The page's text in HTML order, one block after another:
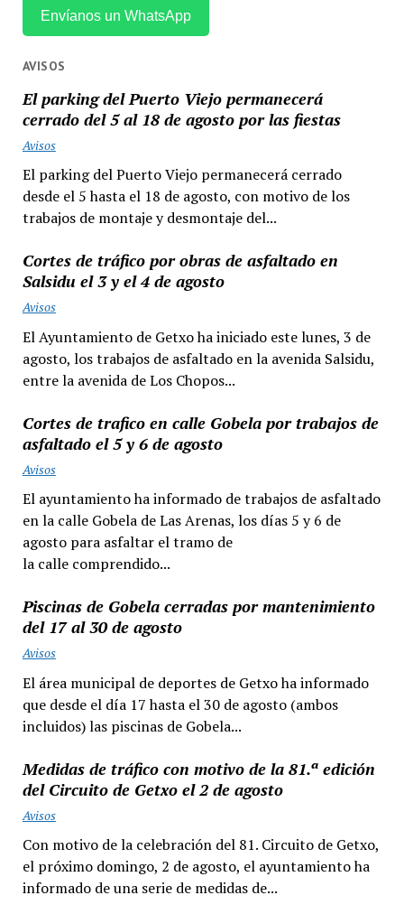
Envíanos un WhatsApp
AVISOS
El parking del Puerto Viejo permanecerá
cerrado del 5 al 18 de agosto por las fiestas
Avisos
El parking del Puerto Viejo permanecerá cerrado
desde el 5 hasta el 18 de agosto, con motivo de los
trabajos de montaje y desmontaje del...
Cortes de tráfico por obras de asfaltado en
Salsidu el 3 y el 4 de agosto
Avisos
El Ayuntamiento de Getxo ha iniciado este lunes, 3 de
agosto, los trabajos de asfaltado en la avenida Salsidu,
entre la avenida de Los Chopos...
Cortes de trafico en calle Gobela por trabajos de
asfaltado el 5 y 6 de agosto
Avisos
El ayuntamiento ha informado de trabajos de asfaltado
en la calle Gobela de Las Arenas, los días 5 y 6 de
agosto para asfaltar el tramo de
la calle comprendido...
Piscinas de Gobela cerradas por mantenimiento
del 17 al 30 de agosto
Avisos
El área municipal de deportes de Getxo ha informado
que desde el día 17 hasta el 30 de agosto (ambos
incluidos) las piscinas de Gobela...
Medidas de tráfico con motivo de la 81.ª edición
del Circuito de Getxo el 2 de agosto
Avisos
Con motivo de la celebración del 81. Circuito de Getxo,
el próximo domingo, 2 de agosto, el ayuntamiento ha
informado de una serie de medidas de...